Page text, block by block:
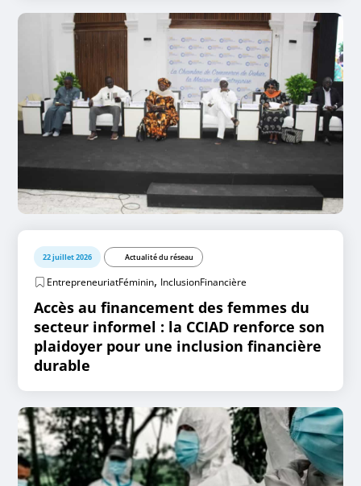
22 juillet 2026 Actualité du réseau
EntrepreneuriatFéminin, InclusionFinancière
Accès au financement des femmes du
secteur informel : la CCIAD renforce son
plaidoyer pour une inclusion financière
durable